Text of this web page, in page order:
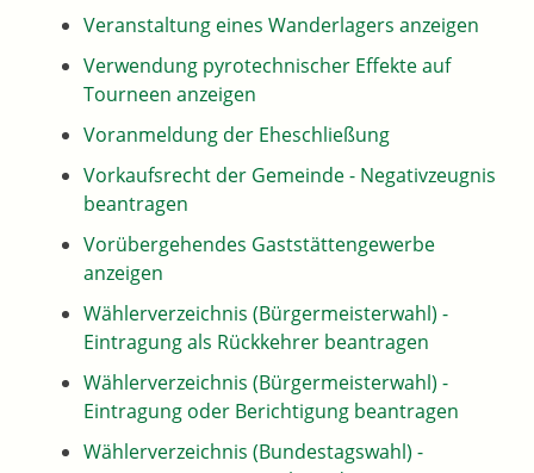
Veranstaltung eines Wanderlagers anzeigen
Verwendung pyrotechnischer Effekte auf
Tourneen anzeigen
Voranmeldung der Eheschließung
Vorkaufsrecht der Gemeinde - Negativzeugnis
beantragen
Vorübergehendes Gaststättengewerbe
anzeigen
Wählerverzeichnis (Bürgermeisterwahl) -
Eintragung als Rückkehrer beantragen
Wählerverzeichnis (Bürgermeisterwahl) -
Eintragung oder Berichtigung beantragen
Wählerverzeichnis (Bundestagswahl) -